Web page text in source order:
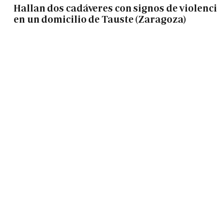
Hallan dos cadáveres con signos de
en un domicilio de Tauste (Zaragoza)